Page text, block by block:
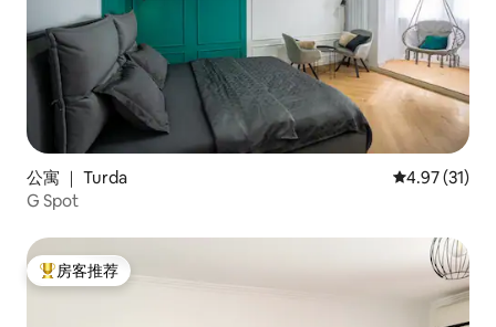
公寓 ｜ Turda 平均评分
4.97 (31)
G Spot
热门「房客推荐」
房客推荐